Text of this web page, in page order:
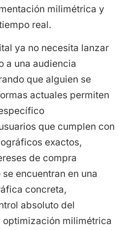
milimétrica y
real.
ya no necesita lanzar
a una audiencia
que alguien se
actuales permiten
que cumplen con
exactos,
de compra
encuentran en una
concreta,
absoluto del
optimización milimétrica